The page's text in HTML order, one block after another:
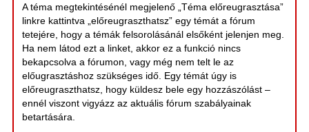
A téma megtekintésénél megjelenő „Téma előreugrasztása”
linkre kattintva „előreugraszthatsz” egy témát a fórum
tetejére, hogy a témák felsorolásánál elsőként jelenjen meg.
Ha nem látod ezt a linket, akkor ez a funkció nincs
bekapcsolva a fórumon, vagy még nem telt le az
előugrasztáshoz szükséges idő. Egy témát úgy is
előreugraszthatsz, hogy küldesz bele egy hozzászólást –
ennél viszont vigyázz az aktuális fórum szabályainak
betartására.